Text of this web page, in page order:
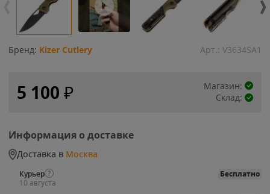
Бренд: Kizer Cutlery Арт.: V3634SA1
5 100 ₽
Магазин:
Склад:
Информация о доставке
Доставка в Москва
Курьер
Бесплатно
10 августа